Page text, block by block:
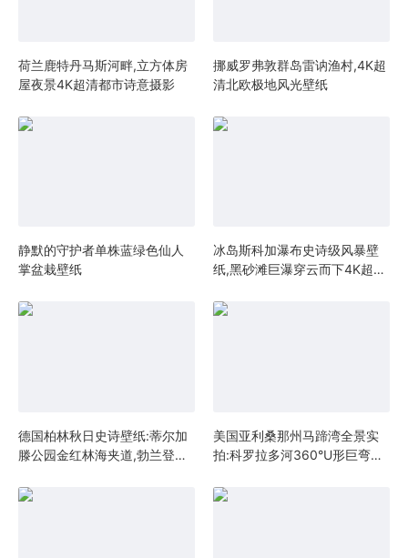
荷兰鹿特丹马斯河畔,立方体房
屋夜景4K超清都市诗意摄影
挪威罗弗敦群岛雷讷渔村,4K超
清北欧极地风光壁纸
静默的守护者单株蓝绿色仙人
掌盆栽壁纸
冰岛斯科加瀑布史诗级风暴壁
纸,黑砂滩巨瀑穿云而下4K超清
德国柏林秋日史诗壁纸:蒂尔加
滕公园金红林海夹道,勃兰登堡
与自然共生杰作
美国亚利桑那州马蹄湾全景实
拍:科罗拉多河360°U形巨弯穿
流动,4K超清国家地理级风光壁